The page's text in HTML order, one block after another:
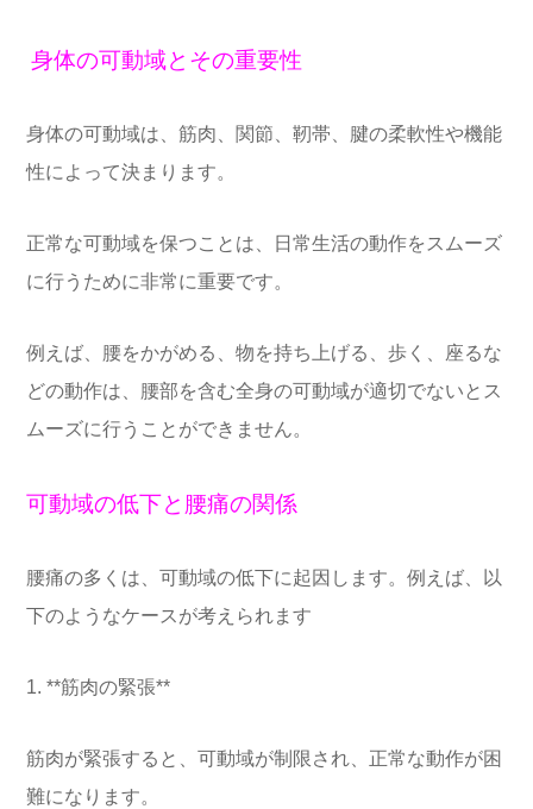
身体の可動域とその重要性
身体の可動域は、筋肉、関節、靭帯、腱の柔軟性や機能
性によって決まります。
正常な可動域を保つことは、日常生活の動作をスムーズ
に行うために非常に重要です。
例えば、腰をかがめる、物を持ち上げる、歩く、座るな
どの動作は、腰部を含む全身の可動域が適切でないとス
ムーズに行うことができません。
可動域の低下と腰痛の関係
腰痛の多くは、可動域の低下に起因します。例えば、以
下のようなケースが考えられます
1. **筋肉の緊張**
筋肉が緊張すると、可動域が制限され、正常な動作が困
難になります。